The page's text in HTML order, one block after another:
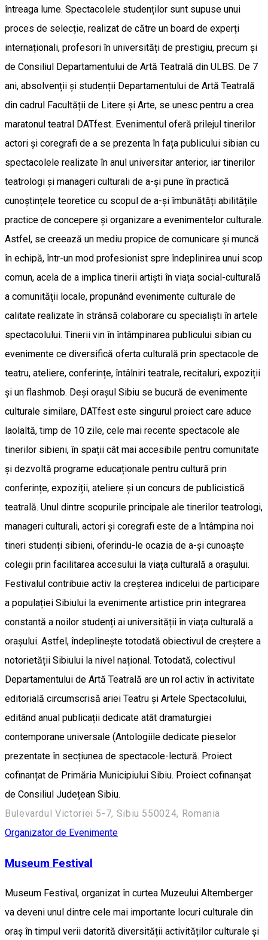
întreaga lume. Spectacolele studenților sunt supuse unui
proces de selecție, realizat de către un board de experți
internaționali, profesori în universități de prestigiu, precum și
de Consiliul Departamentului de Artă Teatrală din ULBS. De 7
ani, absolvenții și studenții Departamentului de Artă Teatrală
din cadrul Facultății de Litere și Arte, se unesc pentru a crea
maratonul teatral DATfest. Evenimentul oferă prilejul tinerilor
actori și coregrafi de a se prezenta în fața publicului sibian cu
spectacolele realizate în anul universitar anterior, iar tinerilor
teatrologi și manageri culturali de a-și pune în practică
cunoștințele teoretice cu scopul de a-și îmbunătăți abilitățile
practice de concepere și organizare a evenimentelor culturale.
Astfel, se creează un mediu propice de comunicare și muncă
în echipă, într-un mod profesionist spre îndeplinirea unui scop
comun, acela de a implica tinerii artiști în viața social-culturală
a comunității locale, propunând evenimente culturale de
calitate realizate în strânsă colaborare cu specialiști în artele
spectacolului. Tinerii vin în întâmpinarea publicului sibian cu
evenimente ce diversifică oferta culturală prin spectacole de
teatru, ateliere, conferințe, întâlniri teatrale, recitaluri, expoziții
și un flashmob. Deși orașul Sibiu se bucură de evenimente
culturale similare, DATfest este singurul proiect care aduce
laolaltă, timp de 10 zile, cele mai recente spectacole ale
tinerilor sibieni, în spații cât mai accesibile pentru comunitate
și dezvoltă programe educaționale pentru cultură prin
conferințe, expoziții, ateliere și un concurs de publicistică
teatrală. Unul dintre scopurile principale ale tinerilor teatrologi,
manageri culturali, actori și coregrafi este de a întâmpina noi
tineri studenți sibieni, oferindu-le ocazia de a-și cunoaște
colegii prin facilitarea accesului la viața culturală a orașului.
Festivalul contribuie activ la creșterea indicelui de participare
a populației Sibiului la evenimente artistice prin integrarea
constantă a noilor studenți ai universității în viața culturală a
orașului. Astfel, îndeplinește totodată obiectivul de creștere a
notorietății Sibiului la nivel național. Totodată, colectivul
Departamentului de Artă Teatrală are un rol activ în activitate
editorială circumscrisă ariei Teatru și Artele Spectacolului,
editând anual publicații dedicate atât dramaturgiei
contemporane universale (Antologiile dedicate pieselor
prezentate în secțiunea de spectacole-lectură. Proiect
cofinanțat de Primăria Municipiului Sibiu. Proiect cofinanșat
de Consiliul Județean Sibiu.
Bulevardul Victoriei 5-7, Sibiu 550024, Romania
Organizator de Evenimente
Museum Festival
Museum Festival, organizat în curtea Muzeului Altemberger
va deveni unul dintre cele mai importante locuri culturale din
oraș în timpul verii datorită diversității activităților culturale și